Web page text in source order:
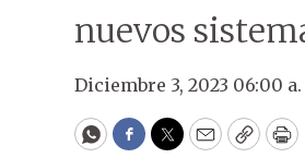
nuevos
Diciembre 3, 2023 06:00 a.
WhatsApp
Facebook
Twitter
EmailCopy